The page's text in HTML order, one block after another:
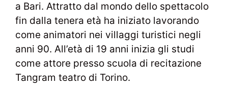
a Bari. Attratto dal mondo dello spettacolo
fin dalla tenera età ha iniziato lavorando
come animatori nei villaggi turistici negli
anni 90. All’età di 19 anni inizia gli studi
come attore presso scuola di recitazione
Tangram teatro di Torino.